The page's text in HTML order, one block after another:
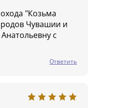
"Козьма
Чувашии и
с
Ответить